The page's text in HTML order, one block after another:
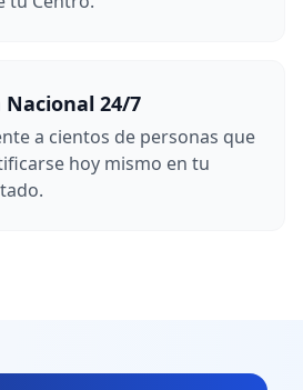
Nacional 24/7
a cientos de personas que
hoy mismo en tu